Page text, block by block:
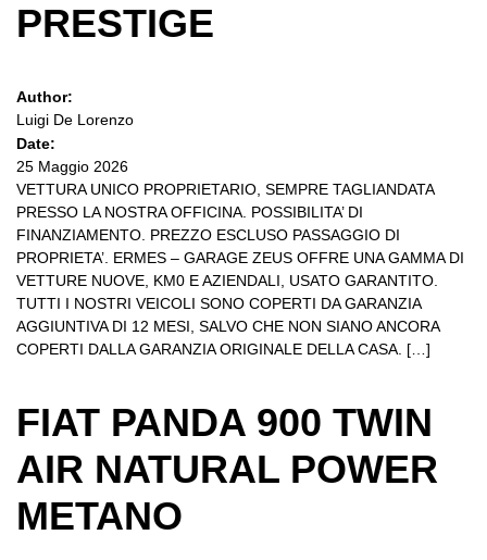
PRESTIGE
Author:
Luigi De Lorenzo
Date:
25 Maggio 2026
VETTURA UNICO PROPRIETARIO, SEMPRE TAGLIANDATA
PRESSO LA NOSTRA OFFICINA. POSSIBILITA’ DI
FINANZIAMENTO. PREZZO ESCLUSO PASSAGGIO DI
PROPRIETA’. ERMES – GARAGE ZEUS OFFRE UNA GAMMA DI
VETTURE NUOVE, KM0 E AZIENDALI, USATO GARANTITO.
TUTTI I NOSTRI VEICOLI SONO COPERTI DA GARANZIA
AGGIUNTIVA DI 12 MESI, SALVO CHE NON SIANO ANCORA
COPERTI DALLA GARANZIA ORIGINALE DELLA CASA. […]
FIAT PANDA 900 TWIN
AIR NATURAL POWER
METANO